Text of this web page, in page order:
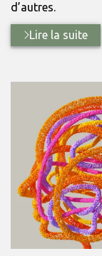
d’autres.
Lire la suite